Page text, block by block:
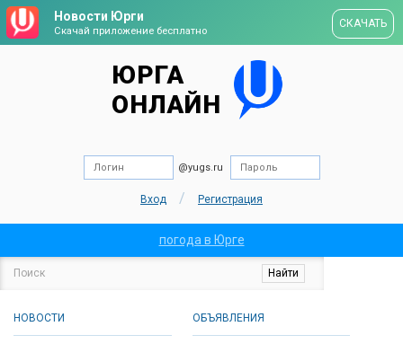
Новости Юрги
Скачай приложение бесплатно
СКАЧАТЬ
ЮРГА
ОНЛАЙН
@yugs.ru
Вход / Регистрация
погода в Юрге
НОВОСТИ ОБЪЯВЛЕНИЯ